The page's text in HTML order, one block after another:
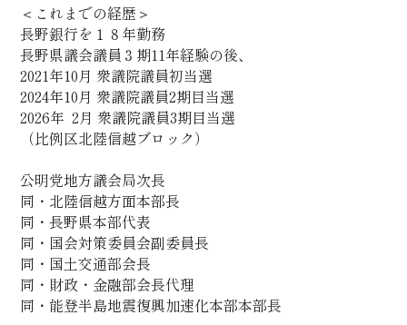
＜これまでの経歴＞
長野銀行を１８年勤務
長野県議会議員３期11年経験の後、
2021年10月 衆議院議員初当選
2024年10月 衆議院議員2期目当選
2026年  2月 衆議院議員3期目当選
（比例区北陸信越ブロック）
公明党地方議会局次長
同・北陸信越方面本部長
同・長野県本部代表
同・国会対策委員会副委員長
同・ 国土交通部会長
同・財政・金融部会長代理
同・能登半島地震復興加速化本部本部長